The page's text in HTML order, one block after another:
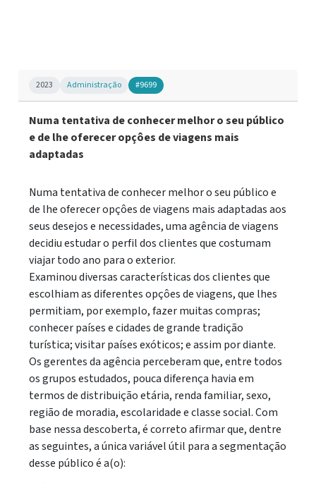
2023 Administração #9699
Numa tentativa de conhecer melhor o seu público
e de lhe oferecer opçôes de viagens mais
adaptadas
Numa tentativa de conhecer melhor o seu público e
de lhe oferecer opçôes de viagens mais adaptadas aos
seus desejos e necessidades, uma agência de viagens
decidiu estudar o perfil dos clientes que costumam
viajar todo ano para o exterior.
Examinou diversas características dos clientes que
escolhiam as diferentes opçôes de viagens, que lhes
permitiam, por exemplo, fazer muitas compras;
conhecer países e cidades de grande tradição
turística; visitar países exóticos; e assim por diante.
Os gerentes da agência perceberam que, entre todos
os grupos estudados, pouca diferença havia em
termos de distribuição etária, renda familiar, sexo,
região de moradia, escolaridade e classe social. Com
base nessa descoberta, é correto afirmar que, dentre
as seguintes, a única variável útil para a segmentação
desse público é a(o):